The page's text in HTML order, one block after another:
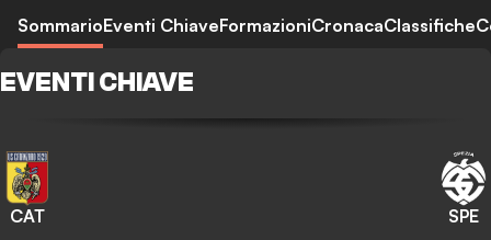
SommarioEventi ChiaveFormazioniCronacaClassifiche
EVENTI CHIAVE
CAT SPE